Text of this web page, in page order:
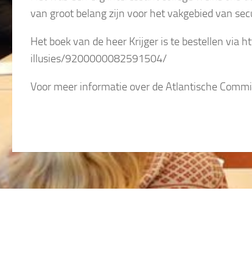
van groot belang zijn voor het vakgebied van
Het boek van de heer Krijger is te bestellen
illusies/9200000082591504/
Voor meer informatie over de Atlantische